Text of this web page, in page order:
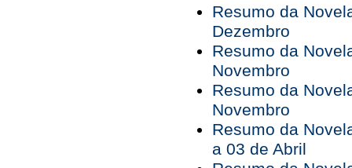
Resumo da
Dezembro
Resumo da
Novembro
Resumo da
Novembro
Resumo da
a 03 de Abril